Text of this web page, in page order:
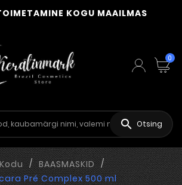
KOGU MAAILMAS
0
 Otsing
Kodu
BAASMASKID
Pré Complex 500 ml